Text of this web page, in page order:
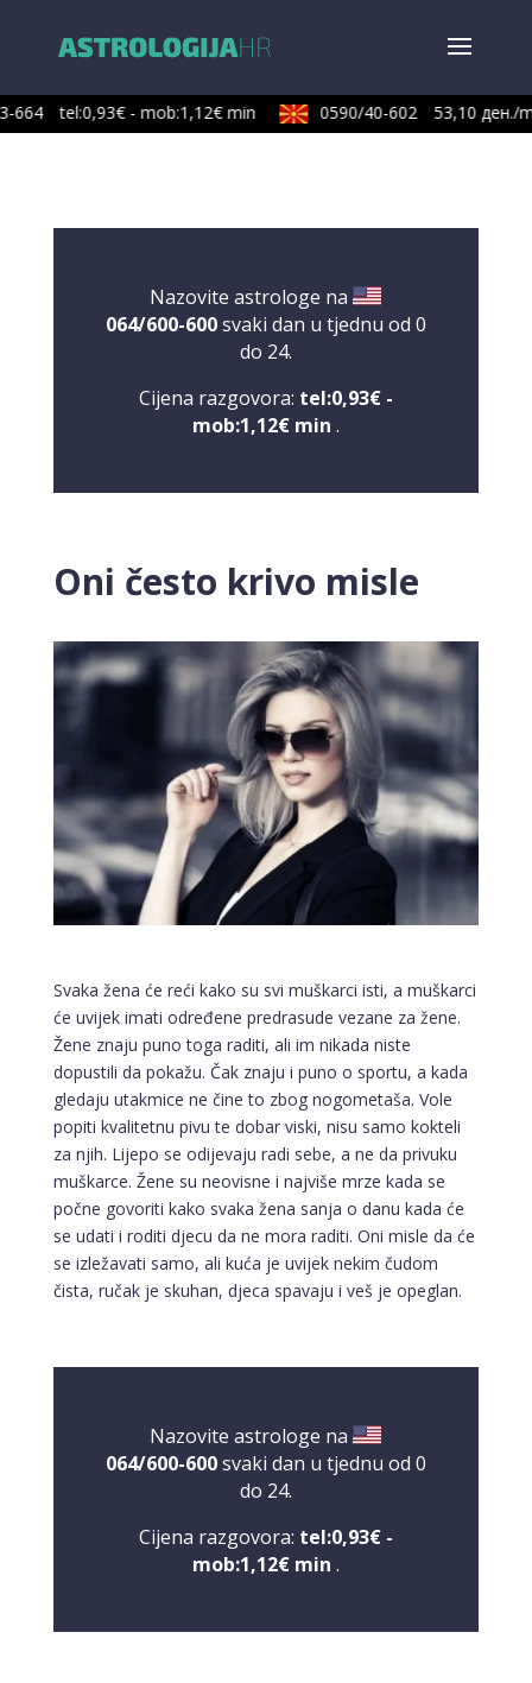
664 tel:0,93€ - mob:1,12€ min 0590/40-602 53,10 ден./
Nazovite astrologe na
064/600-600svaki dan u tjednu od 0
do 24.
Cijena razgovora: tel:0,93€ -
mob:1,12€ min .
Oni često krivo misle
Svaka žena će reći kako su svi muškarci isti, a muškarci
će uvijek imati određene predrasude vezane za žene.
Žene znaju puno toga raditi, ali im nikada niste
dopustili da pokažu. Čak znaju i puno o sportu, a kada
gledaju utakmice ne čine to zbog nogometaša. Vole
popiti kvalitetnu pivu te dobar viski, nisu samo kokteli
za njih. Lijepo se odijevaju radi sebe, a ne da privuku
muškarce. Žene su neovisne i najviše mrze kada se
počne govoriti kako svaka žena sanja o danu kada će
se udati i roditi djecu da ne mora raditi. Oni misle da će
se izležavati samo, ali kuća je uvijek nekim čudom
čista, ručak je skuhan, djeca spavaju i veš je opeglan.
Nazovite astrologe na
064/600-600svaki dan u tjednu od 0
do 24.
Cijena razgovora: tel:0,93€ -
mob:1,12€ min .